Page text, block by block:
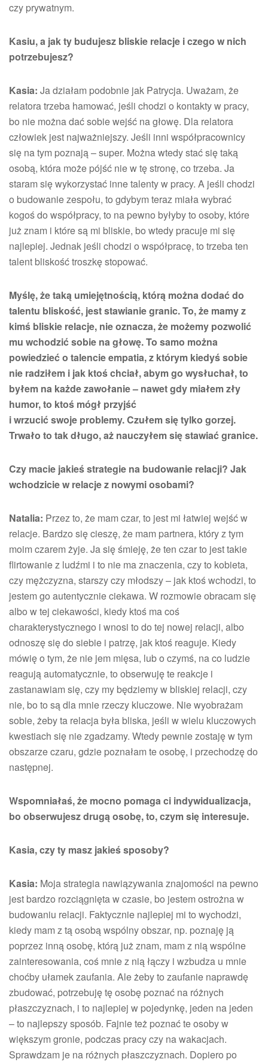
czy prywatnym.
Kasiu, a jak ty budujesz bliskie relacje i czego w nich
potrzebujesz?
Kasia: Ja działam podobnie jak Patrycja. Uważam, że
relatora trzeba hamować, jeśli chodzi o kontakty w pracy,
bo nie można dać sobie wejść na głowę. Dla relatora
człowiek jest najważniejszy. Jeśli inni współpracownicy
się na tym poznają – super. Można wtedy stać się taką
osobą, która może pójść nie w tę stronę, co trzeba. Ja
staram się wykorzystać inne talenty w pracy. A jeśli chodzi
o budowanie zespołu, to gdybym teraz miała wybrać
kogoś do współpracy, to na pewno byłyby to osoby, które
już znam i które są mi bliskie, bo wtedy pracuje mi się
najlepiej. Jednak jeśli chodzi o współpracę, to trzeba ten
talent bliskość troszkę stopować.
Myślę, że taką umiejętnością, którą można dodać do
talentu bliskość, jest stawianie granic. To, że mamy z
kimś bliskie relacje, nie oznacza, że możemy pozwolić
mu wchodzić sobie na głowę. To samo można
powiedzieć o talencie empatia, z którym kiedyś sobie
nie radziłem i jak ktoś chciał, abym go wysłuchał, to
byłem na każde zawołanie – nawet gdy miałem zły
humor, to ktoś mógł przyjść
i wrzucić swoje problemy. Czułem się tylko gorzej.
Trwało to tak długo, aż nauczyłem się stawiać granice.
Czy macie jakieś strategie na budowanie relacji? Jak
wchodzicie w relacje z nowymi osobami?
Natalia: Przez to, że mam czar, to jest mi łatwiej wejść w
relacje. Bardzo się cieszę, że mam partnera, który z tym
moim czarem żyje. Ja się śmieję, że ten czar to jest takie
flirtowanie z ludźmi i to nie ma znaczenia, czy to kobieta,
czy mężczyzna, starszy czy młodszy – jak ktoś wchodzi, to
jestem go autentycznie ciekawa. W rozmowie obracam się
albo w tej ciekawości, kiedy ktoś ma coś
charakterystycznego i wnosi to do tej nowej relacji, albo
odnoszę się do siebie i patrzę, jak ktoś reaguje. Kiedy
mówię o tym, że nie jem mięsa, lub o czymś, na co ludzie
reagują automatycznie, to obserwuję te reakcje i
zastanawiam się, czy my będziemy w bliskiej relacji, czy
nie, bo to są dla mnie rzeczy kluczowe. Nie wyobrażam
sobie, żeby ta relacja była bliska, jeśli w wielu kluczowych
kwestiach się nie zgadzamy. Wtedy pewnie zostaję w tym
obszarze czaru, gdzie poznałam te osobę, i przechodzę do
następnej.
Wspomniałaś, że mocno pomaga ci indywidualizacja,
bo obserwujesz drugą osobę, to, czym się interesuje.
Kasia, czy ty masz jakieś sposoby?
Kasia: Moja strategia nawiązywania znajomości na pewno
jest bardzo rozciągnięta w czasie, bo jestem ostrożna w
budowaniu relacji. Faktycznie najlepiej mi to wychodzi,
kiedy mam z tą osobą wspólny obszar, np. poznaję ją
poprzez inną osobę, którą już znam, mam z nią wspólne
zainteresowania, coś mnie z nią łączy i wzbudza u mnie
choćby ułamek zaufania. Ale żeby to zaufanie naprawdę
zbudować, potrzebuję tę osobę poznać na różnych
płaszczyznach, i to najlepiej w pojedynkę, jeden na jeden
– to najlepszy sposób. Fajnie też poznać te osoby w
większym gronie, podczas pracy czy na wakacjach.
Sprawdzam je na różnych płaszczyznach. Dopiero po